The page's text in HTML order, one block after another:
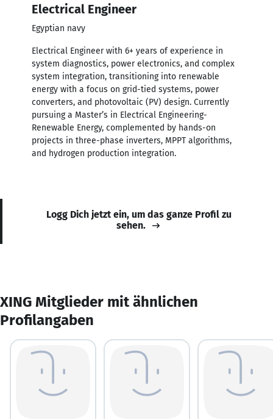
Electrical Engineer
Egyptian navy
Electrical Engineer with 6+ years of experience in
system diagnostics, power electronics, and complex
system integration, transitioning into renewable
energy with a focus on grid-tied systems, power
converters, and photovoltaic (PV) design. Currently
pursuing a Master’s in Electrical Engineering-
Renewable Energy, complemented by hands-on
projects in three-phase inverters, MPPT algorithms,
and hydrogen production integration.
Logg Dich jetzt ein, um das ganze Profil zu
sehen.
XING Mitglieder mit ähnlichen
Profilangaben